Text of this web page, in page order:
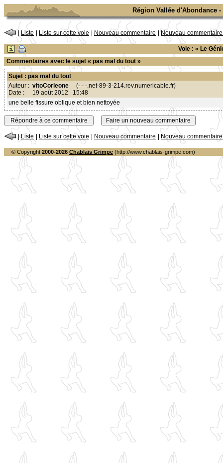
Région Vallée d'Abondance
Liste Liste sur cette voie Nouveau commentaire Nouveau
Voie : « Le
Commentaires avec le sujet « pas mal du tout »
Sujet : pas mal du tout
Auteur : vitoCorleone (- - -.net-89-3-214.rev.numericable.fr)
Date :
19 août 2012 15:48
une belle fissure oblique et bien nettoyée
| Liste Liste sur cette voie Nouveau commentaire Nouveau
© Copyright 2000-2026 Chablais Grimpe (http://www.chablais-grimpe.com)